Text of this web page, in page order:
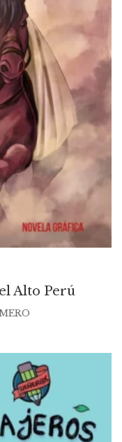
Alto Perú